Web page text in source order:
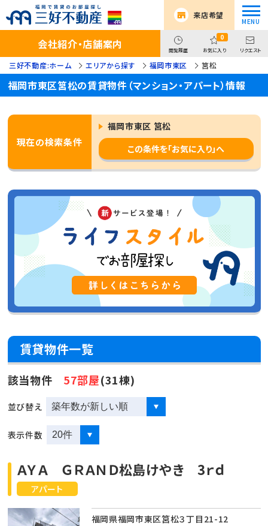
来店希望
会社紹介・店舗案内 閲覧履歴
0
お気に入り リクエスト
三好不動産:ホーム エリアから探す 福岡市東区 筥松
福岡市東区筥松の賃貸物件（マンション・アパート）情報
現在の検索条件
福岡市東区 筥松
この条件を「お気に入り」へ
賃貸物件一覧
該当物件 57部屋(31棟)
並び替え
表示件数
アパート
ＡＹＡ ＧＲＡＮＤ松島けやき 3ｒｄ
福岡県福岡市東区筥松３丁目21-12